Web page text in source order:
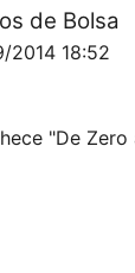
de Bolsa
2014 18:52
"De